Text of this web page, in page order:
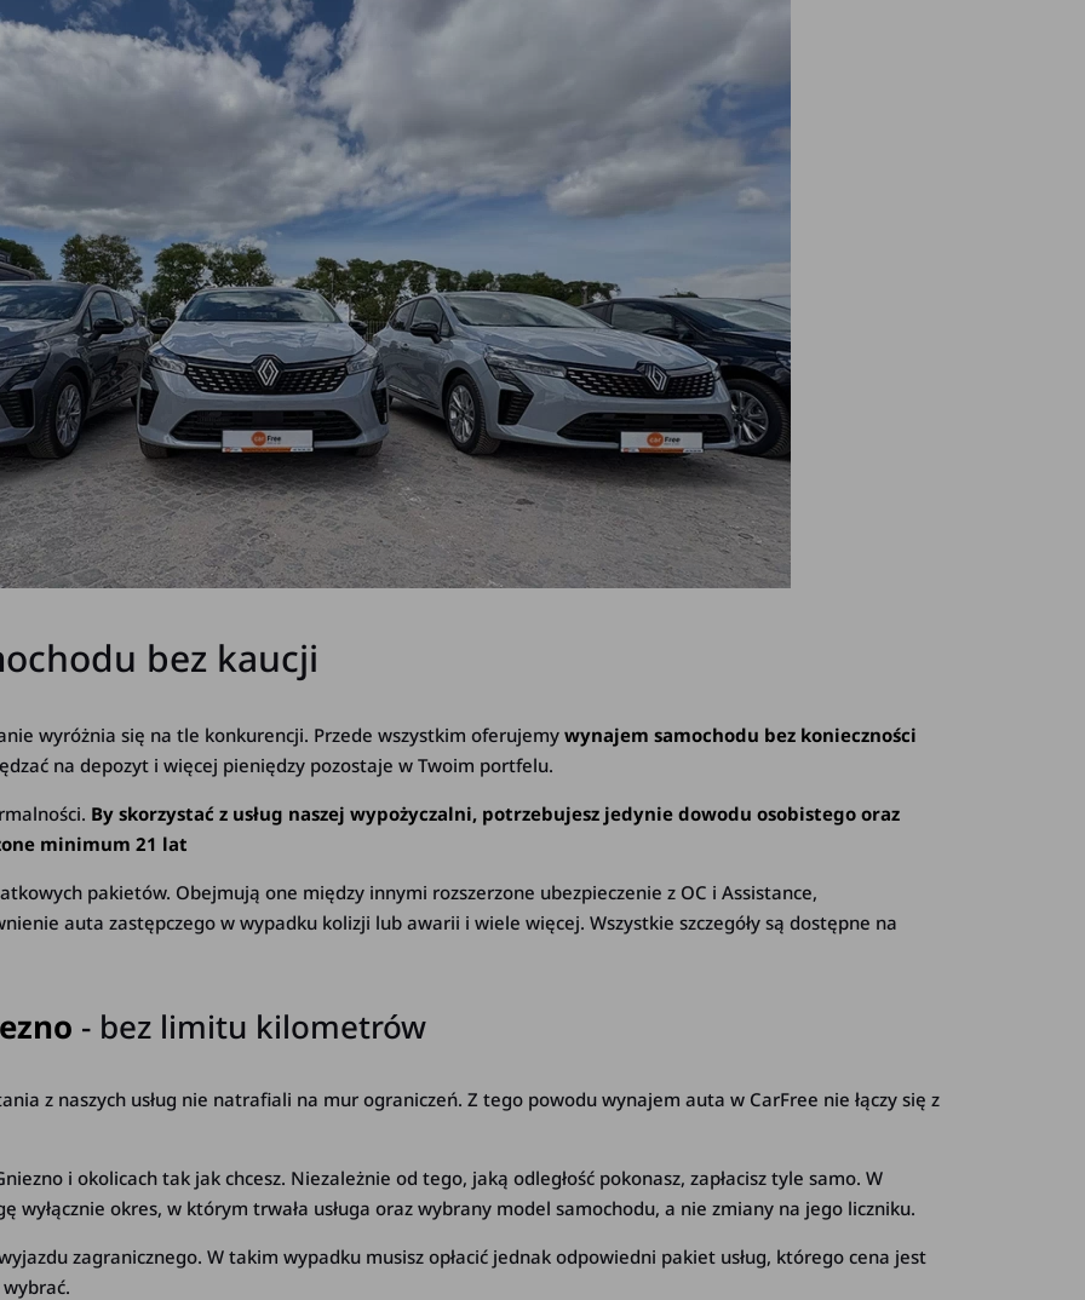
bez kaucji
wyróżnia się na tle konkurencji. Przede wszystkim oferujemywynajem samochodu bez konieczności
na depozyt i więcej pieniędzy pozostaje w Twoim portfelu.
By skorzystać z usług naszej wypożyczalni, potrzebujesz jedynie dowodu osobistego oraz
minimum 21 lat
pakietów. Obejmują one między innymi rozszerzone ubezpieczenie z OC i Assistance,
auta zastępczego w wypadku kolizji lub awarii i wiele więcej. Wszystkie szczegóły są dostępne na
- bez limitu kilometrów
z naszych usług nie natrafiali na mur ograniczeń. Z tego powodu wynajem auta w CarFree nie łączy się z
i okolicach tak jak chcesz. Niezależnie od tego, jaką odległość pokonasz, zapłacisz tyle samo. W
wyłącznie okres, w którym trwała usługa oraz wybrany model samochodu, a nie zmiany na jego liczniku.
zagranicznego. W takim wypadku musisz opłacić jednak odpowiedni pakiet usług, którego cena jest